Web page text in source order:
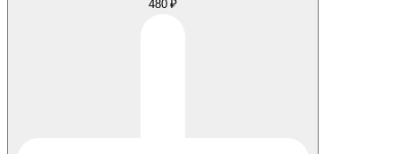
480 ₽